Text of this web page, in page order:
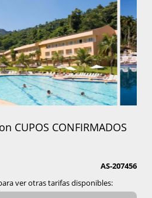
CUPOS CONFIRMADOS
AS-207456
ver otras tarifas disponibles: